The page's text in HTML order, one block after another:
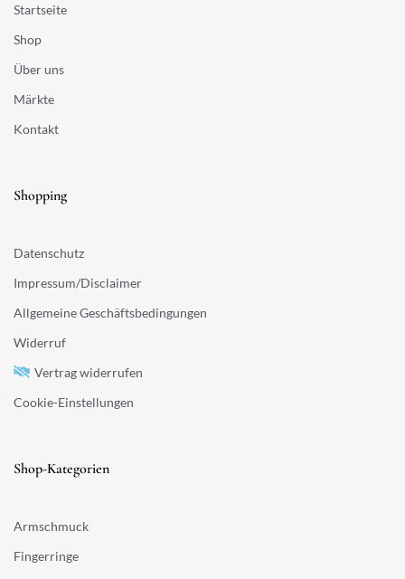
Startseite
Shop
Über uns
Märkte
Kontakt
Shopping
Datenschutz
Impressum/Disclaimer
Allgemeine Geschäftsbedingungen
Widerruf
Vertrag widerrufen
Cookie-Einstellungen
Shop-Kategorien
Armschmuck
Fingerringe